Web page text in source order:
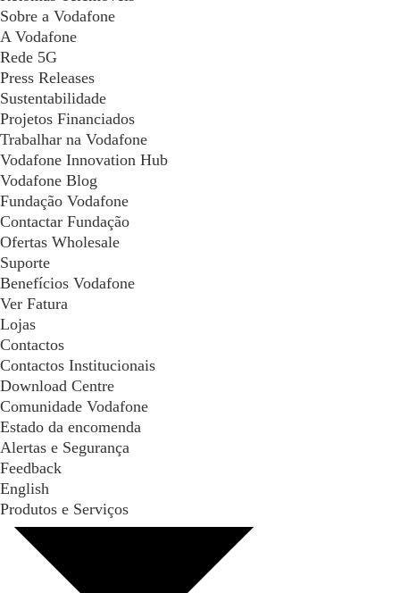
Sobre a Vodafone
A Vodafone
Rede 5G
Press Releases
Sustentabilidade
Projetos Financiados
Trabalhar na Vodafone
Vodafone Innovation Hub
Vodafone Blog
Fundação Vodafone
Contactar Fundação
Ofertas Wholesale
Suporte
Benefícios Vodafone
Ver Fatura
Lojas
Contactos
Contactos Institucionais
Download Centre
Comunidade Vodafone
Estado da encomenda
Alertas e Segurança
Feedback
English
Produtos e Serviços